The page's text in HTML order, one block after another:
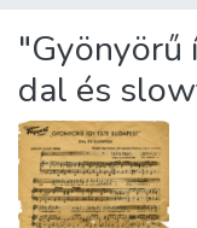
About us
"Gyönyörű
dal és